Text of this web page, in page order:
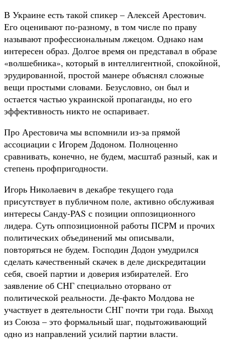
В Украине есть такой спикер – Алексей Арестович.
Его оценивают по-разному, в том числе по праву
называют профессиональным лжецом. Однако нам
интересен образ. Долгое время он представал в образе
«волшебника», который в интеллигентной, спокойной,
эрудированной, простой манере объяснял сложные
вещи простыми словами. Безусловно, он был и
остается частью украинской пропаганды, но его
эффективность никто не оспаривает.
Про Арестовича мы вспомнили из-за прямой
ассоциации с Игорем Додоном. Полноценно
сравнивать, конечно, не будем, масштаб разный, как и
степень профпригодности.
Игорь Николаевич в декабре текущего года
присутствует в публичном поле, активно обслуживая
интересы Санду-PAS с позиции оппозиционного
лидера. Суть оппозиционной работы ПСРМ и прочих
политических объединений мы описывали,
повторяться не будем. Господин Додон умудрился
сделать качественный скачек в деле дискредитации
себя, своей партии и доверия избирателей. Его
заявление об СНГ специально оторвано от
политической реальности. Де-факто Молдова не
участвует в деятельности СНГ почти три года. Выход
из Союза – это формальный шаг, подытоживающий
одно из направлений усилий партии власти.